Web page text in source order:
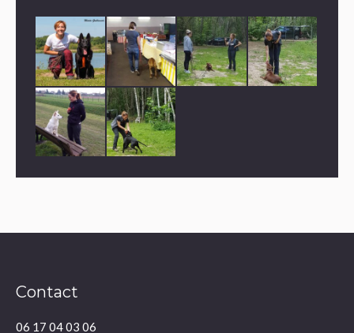
Contact
06 17 04 03 06